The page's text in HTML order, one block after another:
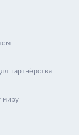
партнёрства
миру